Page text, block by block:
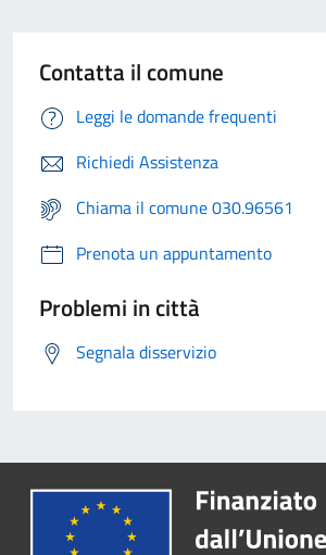
Contatta il comune
Leggi le domande frequenti
Richiedi Assistenza
Chiama il comune 030.96561
Prenota un appuntamento
Problemi in città
Segnala disservizio